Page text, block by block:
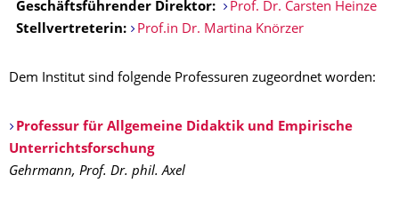
Geschäftsführender Direktor:
Prof. Dr. Carsten Heinze
Stellvertreterin:
Prof.in Dr. Martina Knörzer
Dem Institut sind folgende Professuren zugeordnet worden:
Professur für Allgemeine Didaktik und Empirische
Unterrichtsforschung
Gehrmann, Prof. Dr. phil. Axel